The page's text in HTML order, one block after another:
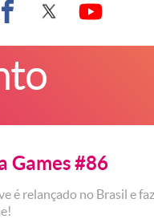
Games #86
é relançado no Brasil e